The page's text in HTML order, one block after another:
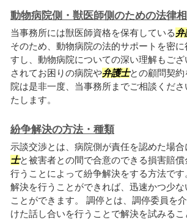
動物病院側・獣医師側のための法律
当事務所には獣医師資格を保有している弁
そのため、動物病院の法的サポートを密
すし、動物病院についての深い理解もご
されてお困りの病院や弁護士との顧問契
院は是非一度、当事務所までご相談くだ
たします。
紛争解決の方法・種類
示談交渉とは、病院側が責任を認めた場
士と被害者との間で合意のできる損害賠
行うことによって紛争解決をする方法で
解決を行うことができれば、迅速かつ少な
ことができます。 調停とは、調停委員を
けた話し合いを行うことで解決を試みるこ